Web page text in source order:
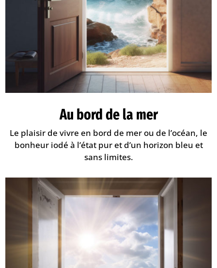
Au bord de la mer
Le plaisir de vivre en bord de mer ou de l’océan, le
bonheur iodé à l’état pur et d’un horizon bleu et
sans limites.